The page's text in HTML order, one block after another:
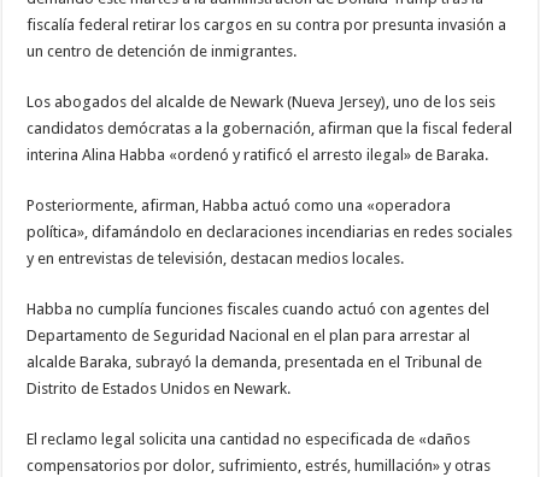
fiscalía federal retirar los cargos en su contra por presunta invasión a
un centro de detención de inmigrantes.
Los abogados del alcalde de Newark (Nueva Jersey), uno de los seis
candidatos demócratas a la gobernación, afirman que la fiscal federal
interina Alina Habba «ordenó y ratificó el arresto ilegal» de Baraka.
Posteriormente, afirman, Habba actuó como una «operadora
política», difamándolo en declaraciones incendiarias en redes sociales
y en entrevistas de televisión, destacan medios locales.
Habba no cumplía funciones fiscales cuando actuó con agentes del
Departamento de Seguridad Nacional en el plan para arrestar al
alcalde Baraka, subrayó la demanda, presentada en el Tribunal de
Distrito de Estados Unidos en Newark.
El reclamo legal solicita una cantidad no especificada de «daños
compensatorios por dolor, sufrimiento, estrés, humillación» y otras